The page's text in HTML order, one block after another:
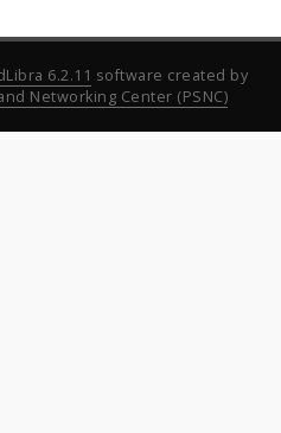
6.2.11 software created by
Networking Center (PSNC)